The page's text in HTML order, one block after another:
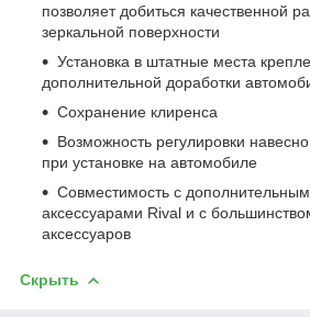
позволяет добиться качественной
зеркальной поверхности
Установка в штатные места
дополнительной доработки
Сохранение клиренса
Возможность регулировки
при установке на автомобиле
Совместимость с
аксессуарами Rival и с
аксессуаров
Скрыть